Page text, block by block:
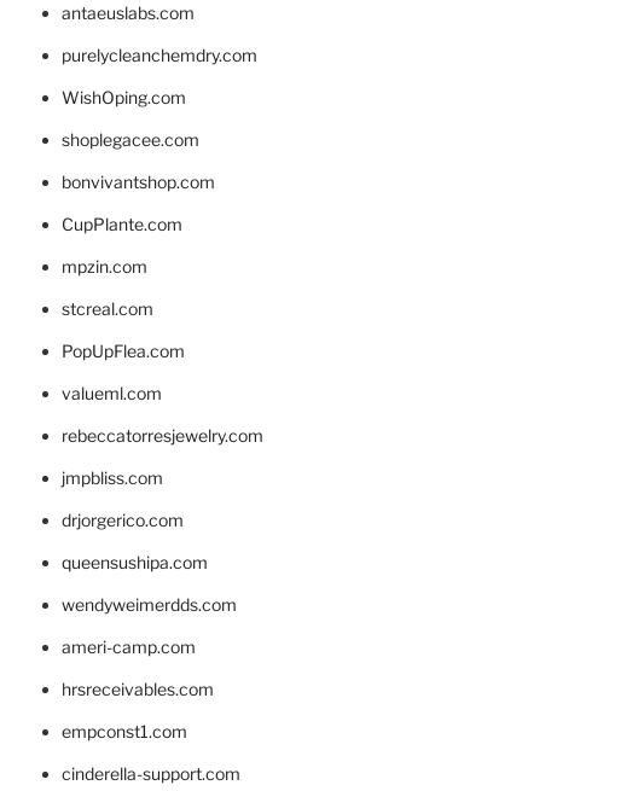
antaeuslabs.com
purelycleanchemdry.com
WishOping.com
shoplegacee.com
bonvivantshop.com
CupPlante.com
mpzin.com
stcreal.com
PopUpFlea.com
valueml.com
rebeccatorresjewelry.com
jmpbliss.com
drjorgerico.com
queensushipa.com
wendyweimerdds.com
ameri-camp.com
hrsreceivables.com
empconst1.com
cinderella-support.com